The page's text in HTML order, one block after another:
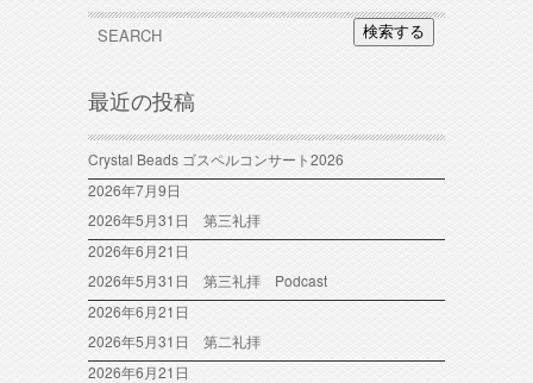
検索する
最近の投稿
Crystal Beads ゴスペルコンサート2026
2026年7月9日
2026年5月31日 第三礼拝
2026年6月21日
2026年5月31日 第三礼拝 Podcast
2026年6月21日
2026年5月31日 第二礼拝
2026年6月21日